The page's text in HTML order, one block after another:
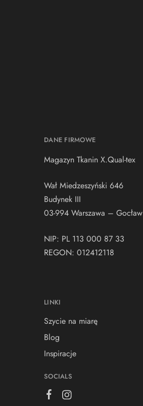
DANE FIRMOWE
Magazyn Tkanin X.Qual-tex
Wał Miedzeszyński 646
Budynek III
03-994 Warszawa – Gocław
NIP: PL 113 000 87 33
REGON: 012412118
LINKI
Szycie na miarę
Blog
Inspiracje
SOCIALS